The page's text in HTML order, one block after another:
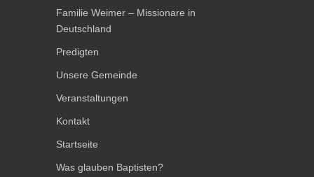
Familie Weimer – Missionare in
Deutschland
Predigten
Unsere Gemeinde
Veranstaltungen
Kontakt
Startseite
Was glauben Baptisten?